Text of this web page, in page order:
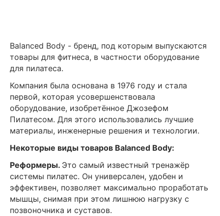
Balanced Body - бренд, под которым выпускаются
товары для фитнеса, в частности оборудование
для пилатеса.
Компания была основана в 1976 году и стала
первой, которая усовершенствовала
оборудование, изобретённое Джозефом
Пилатесом. Для этого использовались лучшие
материалы, инженерные решения и технологии.
Некоторые виды товаров Balanced Body:
Реформеры. Это самый известный тренажёр
системы пилатес. Он универсален, удобен и
эффективен, позволяет максимально проработать
мышцы, снимая при этом лишнюю нагрузку с
позвоночника и суставов.